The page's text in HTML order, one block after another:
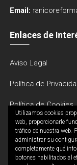
Email:
Enlaces de
Aviso Legal
Política de
Política de Cookies
Utilizamos cookies
web, proporcionarle
tráfico de nuestra web.
administrar su
completamente qué
botones habilitados al